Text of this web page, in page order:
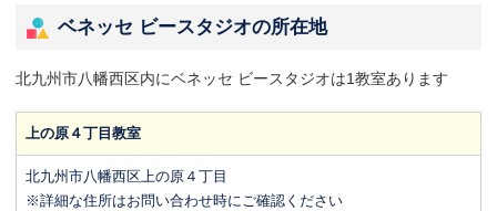
ベネッセ ビースタジオの所在地
北九州市八幡西区内にベネッセ ビースタジオは1教室あります
上の原４丁目教室
北九州市八幡西区上の原４丁目
※詳細な住所はお問い合わせ時にご確認ください